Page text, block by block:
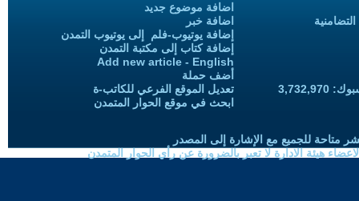
اضافة موضوع جديد
اضافة خبر
إضافة يوتيوب-فلم إلى يوتيوب التمدن
إضافة كتاب إلى مكتبة التمدن
Add new article - English
أضف حملة
تعديل الموقع الفرعي للكاتب-ة
ابحث في موقع الحوار المتمدن
متاحة للجميع مع الإشارة إلى المصدر
هيئة الادارة لا تعبر بالضرورة عن رأي الحوار المتمدن